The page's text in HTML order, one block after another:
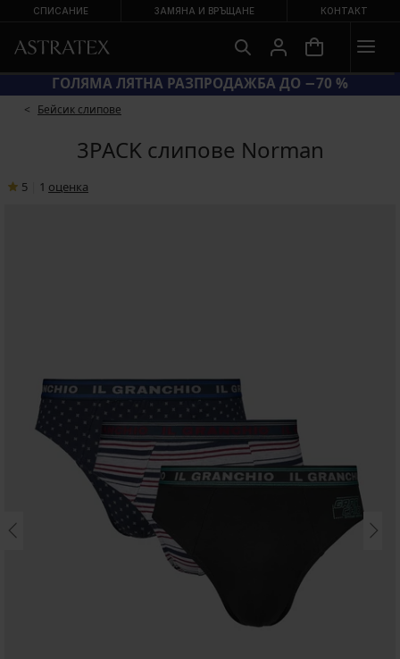
СПИСАНИЕ ЗАМЯНА И ВРЪЩАНЕ КОНТАКТ
КОД BRA20 = СУТИЕНИ −20 %
Бейсик слипове
3PACK слипове Norman
5 1 oценка